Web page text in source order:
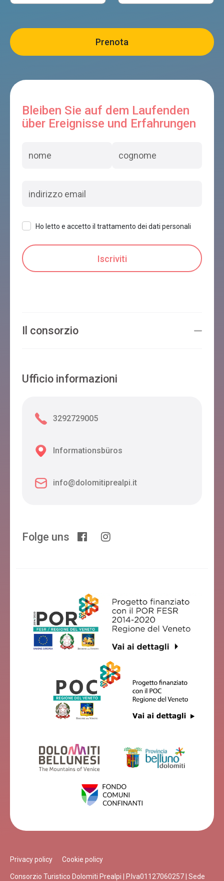
Bleiben Sie auf dem Laufenden
über Ereignisse und Erfahrungen
Ho letto e accetto il trattamento dei dati personali
Il consorzio
Ufficio informazioni
3292729005
Informationsbüros
info@dolomitiprealpi.it
Folge uns
Privacy policy Cookie policy
Consorzio Turistico Dolomiti Prealpi | P.Iva01127060257 | Sede